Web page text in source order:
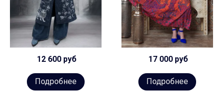
12 600 руб
Подробнее
17 000 руб
Подробнее